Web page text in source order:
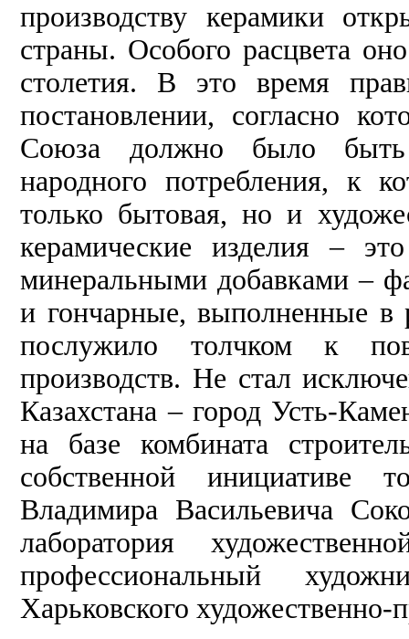
производству керамики
страны. Особого расцвета
столетия. В это время
постановлении, согласно
Союза должно было быть
народного потребления, к
только бытовая, но и
керамические изделия –
минеральными добавками –
и гончарные, выполненные в
послужило толчком к
производств. Не стал
Казахстана – город Усть-
на базе комбината
собственной инициативе
Владимира Васильевича
лаборатория
профессиональный
Харьковского